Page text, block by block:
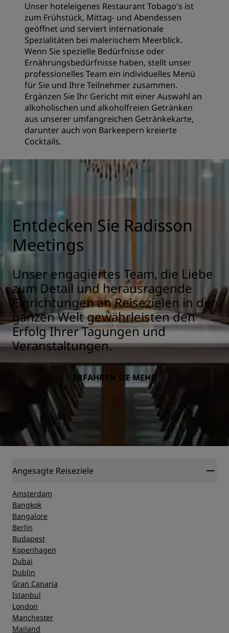
Unser hoteleigenes Restaurant Tobago's ist
zum Frühstück, Mittag- und Abendessen
geöffnet und serviert internationale
Spezialitäten bei malerischem Meerblick.
Wenn Sie spezielle Bedürfnisse oder
Ernährungsbedürfnisse haben, stellt unser
professionelles Team ein individuelles Menü
für Sie und Ihre Teilnehmer zusammen.
Ergänzen Sie Ihr Gericht mit einer Auswahl an
alkoholischen und alkoholfreien Getränken
aus unserer umfangreichen Getränkekarte,
darunter auch von Barkeepern kreierte
Cocktails.
Entdecken Sie Radisson
Meetings
Unser engagiertes Team, die Liebe
zum Detail und herausragende
Einrichtungen an Reisezielen in der
ganzen Welt gewährleisten den
Erfolg Ihrer Tagungen und
Veranstaltungen.
ERFAHREN SIE MEHR
Angesagte Reiseziele
Amsterdam
Bangkok
Bangalore
Berlin
Budapest
Kopenhagen
Dubai
Dublin
Gran Canaria
Istanbul
London
Manchester
Mailand